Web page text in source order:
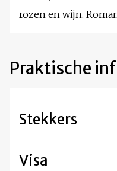
rozen en wijn.
Praktische
Stekkers
Visa